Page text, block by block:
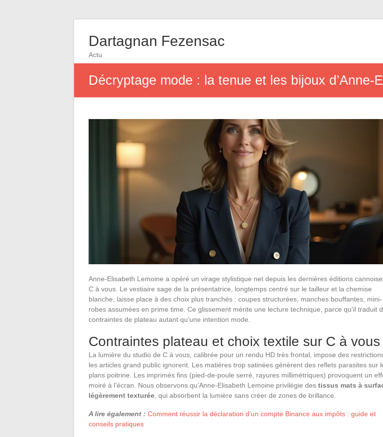
Dartagnan Fezensac
Actu
Décryptage mode : la tenue et les bijoux d’Anne-
Anne-Elisabeth Lemoine a opéré un virage stylistique net depuis les dernières éditions
C à vous. Le vestiaire sage de la présentatrice, longtemps centré sur le tailleur et la chemise
blanche, laisse place à des choix plus tranchés : coupes structurées, manches bouffantes, mini-
robes assumées en prime time. Ce glissement mérite une lecture technique, parce qu’il traduit
contraintes de plateau autant qu’une intention mode.
Contraintes plateau et choix textile sur C à vous
La lumière du studio de C à vous, calibrée pour un rendu HD très frontal, impose des
les articles grand public ignorent. Les matières trop satinées génèrent des reflets parasites sur
plans poitrine. Les imprimés fins (pied-de-poule serré, rayures millimétriques) provoquent un
moiré à l’écran. Nous observons qu’Anne-Elisabeth Lemoine privilégie des tissus mats à
légèrement texturée , qui absorbent la lumière sans créer de zones de brillance.
A lire également : Comment réussir la déclaration d'un compte Binance aux impôts : guide et
conseils pratiques